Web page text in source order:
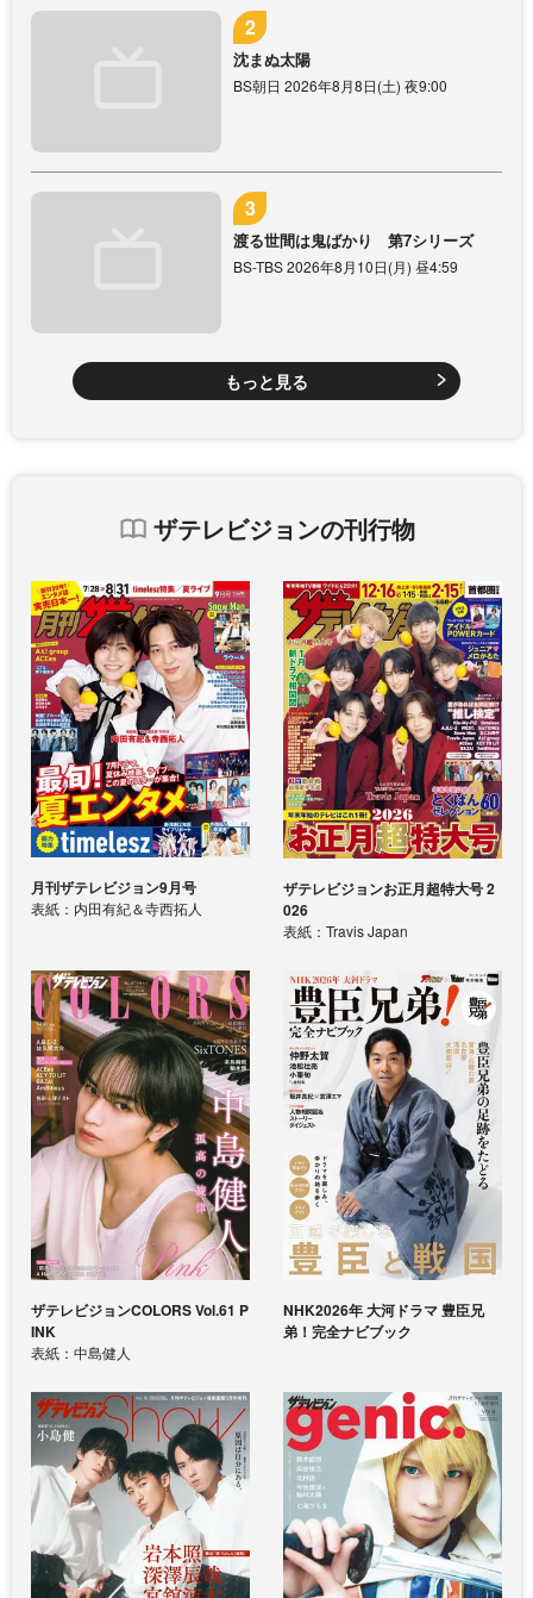
沈まぬ太陽
BS朝日 2026年8月8日(土) 夜9:00
渡る世間は鬼ばかり 第7シリーズ
BS-TBS 2026年8月10日(月) 昼4:59
もっと見る
ザテレビジョンの刊行物
月刊ザテレビジョン9月号
表紙：内田有紀＆寺西拓人
ザテレビジョンお正月超特大号 2
026
表紙：Travis Japan
ザテレビジョンCOLORS Vol.61 P
INK
表紙：中島健人
NHK2026年 大河ドラマ 豊臣兄
弟！完全ナビブック